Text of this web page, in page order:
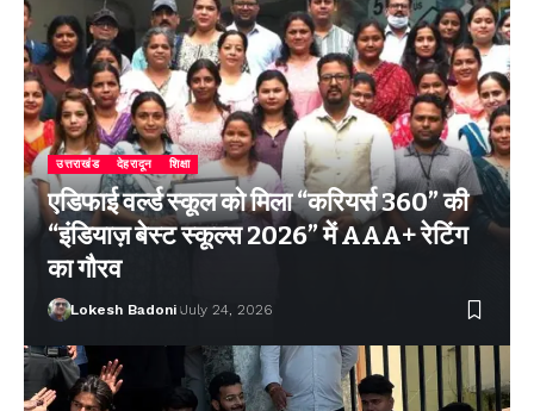
उत्तराखंड देहरादून शिक्षा
एडिफाई वर्ल्ड स्कूल को मिला “करियर्स 360” की
“इंडियाज़ बेस्ट स्कूल्स 2026” में AAA+ रेटिंग
का गौरव
Lokesh Badoni July 24, 2026